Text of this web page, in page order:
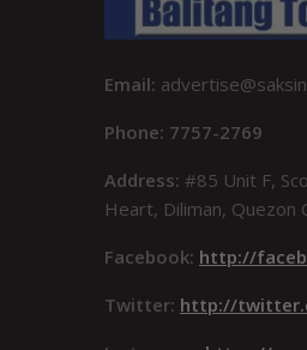
Email:
Phone: 7757-2769
Address: #85 Unit F,
Heart, Diliman, Quezon
Facebook: http://
Twitter: http://